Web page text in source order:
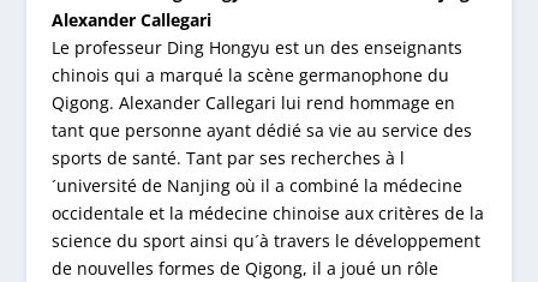
Alexander Callegari
Le professeur Ding Hongyu est un des enseignants
chinois qui a marqué la scène germanophone du
Qigong. Alexander Callegari lui rend hommage en
tant que personne ayant dédié sa vie au service des
sports de santé. Tant par ses recherches à l
´université de Nanjing où il a combiné la médecine
occidentale et la médecine chinoise aux critères de la
science du sport ainsi qu´à travers le développement
de nouvelles formes de Qigong, il a joué un rôle